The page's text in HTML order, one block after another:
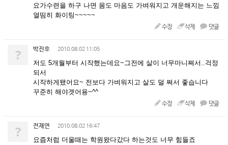
요가수련을 하구 나면 몸도 마음도 가벼워지고 개운해지는 느낌
열띰히 화이팅~~~~~
수정 삭제 댓글
? 박진후 2010.08.02 11:05
저도 5개월부터 시작했는데요~그전에 살이 너무마니쪄서..걱정
되서
시작하게됐어요~ 전보다 가벼워지고 살도 덜 쪄서 좋습니다
꾸준히 해야겟어용~^^
수정 삭제 댓글
? 전재연 2010.08.02 16:47
요즘처럼 더울때는 학원왔다갔다 하는것도 너무 힘들죠